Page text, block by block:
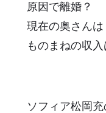
原因で離婚？
現在の奥さんは
ものまねの収入
ソフィア松岡充